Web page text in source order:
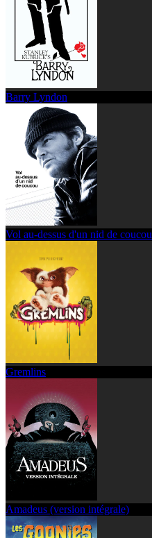
Barry Lyndon
Vol au-dessus d'un nid de coucou
Gremlins
Amadeus (version intégrale)